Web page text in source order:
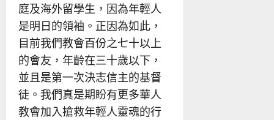
庭及海外留學生，因為年輕人
是明日的領袖。正因為如此，
目前我們教會百份之七十以上
的會友，年齡在三十歲以下，
並且是第一次決志信主的基督
徒。我們真是期盼有更多華人
教會加入搶救年輕人靈魂的行